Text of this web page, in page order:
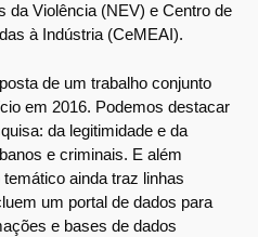
da Violência (NEV) e Centro de
à Indústria (CeMEAI).
de um trabalho conjunto
em 2016. Podemos destacar
da legitimidade e da
e criminais. E além
ainda traz linhas
um portal de dados para
e bases de dados